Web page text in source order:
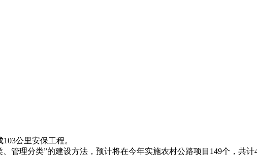
公里安保工程。
理分类”的建设方法，预计将在今年实施农村公路项目149个，共计